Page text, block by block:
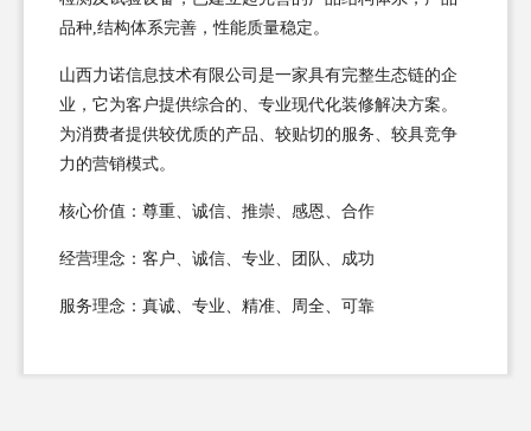
品种,结构体系完善，性能质量稳定。
山西力诺信息技术有限公司是一家具有完整生态链的企
业，它为客户提供综合的、专业现代化装修解决方案。
为消费者提供较优质的产品、较贴切的服务、较具竞争
力的营销模式。
核心价值：尊重、诚信、推崇、感恩、合作
经营理念：客户、诚信、专业、团队、成功
服务理念：真诚、专业、精准、周全、可靠